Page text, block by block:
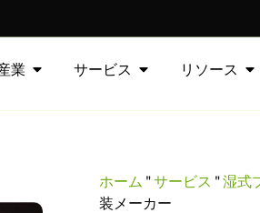
業 サービス リソース
ホーム "サービス "湿式
装メーカー